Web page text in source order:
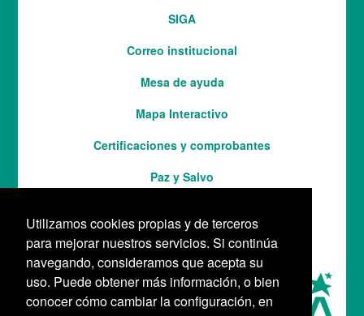
Utilizamos cookies propias y de terceros
para mejorar nuestros servicios. Si continúa
navegando, consideramos que acepta su
uso. Puede obtener más información, o bien
conocer cómo cambiar la configuración, en
SIGA
Correo institucional
Mesa de ayuda
Mapa Interactivo
ServicesCertificaciones y comprobantes
Paz y Salvo